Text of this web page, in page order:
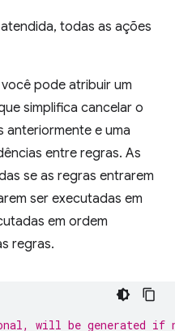
todas as ações
pode atribuir um
simplifica cancelar o
e uma
entre regras. As
se as regras entrarem
ser executadas em
em ordem
regras.
will be generated if